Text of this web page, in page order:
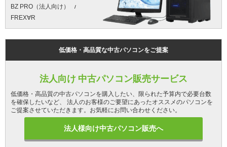
BZ PRO（法人向け）
FREX∀R
低価格・高品質な中古パソコンをご提案
法人向け 中古パソコン販売サービス
低価格・高品質の中古パソコンを購入したい、限られた予算内で必要台数
を確保したいなど、 法人のお客様のご要望にあったオススメのパソコンを
ご提案させていただきます。お気軽にお問い合わせください。
法人様向け中古パソコン販売へ